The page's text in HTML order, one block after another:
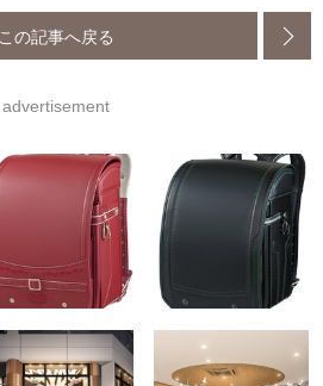
この記事へ戻る
advertisement